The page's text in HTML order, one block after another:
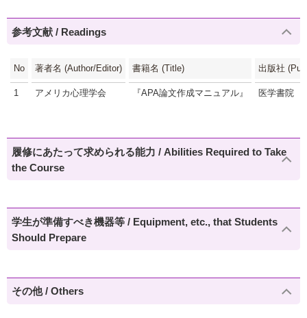
参考文献 / Readings
No 著者名 (Author/Editor) 書籍名 (Title) 出版社
1 アメリカ心理学会 『APA論文作成マニュアル』 医学書院
履修にあたって求められる能力 / Abilities Required to Take
the Course
学生が準備すべき機器等 / Equipment, etc., that Students
Should Prepare
その他 / Others